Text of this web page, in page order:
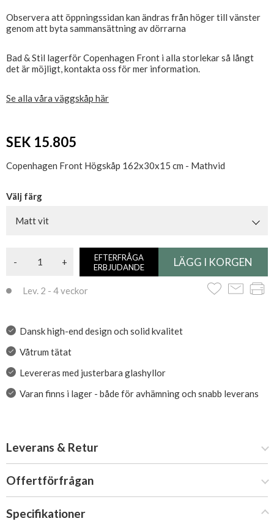
Observera att öppningssidan kan ändras från höger till vänster
genom att byta sammansättning av dörrarna
Bad & Stil lagerför Copenhagen Front i alla storlekar så långt
det är möjligt, kontakta oss för mer information.
Se alla våra väggskåp här
SEK 15.805
Copenhagen Front Högskåp 162x30x15 cm - Mathvid
Välj färg
Matt vit
- +
EFTERFRÅGA
ERBJUDANDE
Lev. 2 - 4 veckor
Dansk high-end design och solid kvalitet
Våtrum tätat
Levereras med justerbara glashyllor
Varan finns i lager - både för avhämning och snabb leverans
Leverans & Retur
Offertförfrågan
Specifikationer